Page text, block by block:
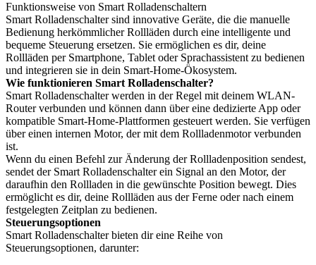
Funktionsweise von Smart Rolladenschaltern
Smart Rolladenschalter sind innovative Geräte, die die manuelle
Bedienung herkömmlicher Rollläden durch eine intelligente und
bequeme Steuerung ersetzen. Sie ermöglichen es dir, deine
Rollläden per Smartphone, Tablet oder Sprachassistent zu bedienen
und integrieren sie in dein Smart-Home-Ökosystem.
Wie funktionieren Smart Rolladenschalter?
Smart Rolladenschalter werden in der Regel mit deinem WLAN-
Router verbunden und können dann über eine dedizierte App oder
kompatible Smart-Home-Plattformen gesteuert werden. Sie verfügen
über einen internen Motor, der mit dem Rollladenmotor verbunden
ist.
Wenn du einen Befehl zur Änderung der Rollladenposition sendest,
sendet der Smart Rolladenschalter ein Signal an den Motor, der
daraufhin den Rollladen in die gewünschte Position bewegt. Dies
ermöglicht es dir, deine Rollläden aus der Ferne oder nach einem
festgelegten Zeitplan zu bedienen.
Steuerungsoptionen
Smart Rolladenschalter bieten dir eine Reihe von
Steuerungsoptionen, darunter: